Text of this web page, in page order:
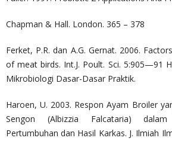
Chapman & Hall. London. 365 – 378
Ferket, P.R. dan A.G. Gernat. 2006.
of meat birds. Int.J. Poult. Sci. 5:905—91
Mikrobiologi Dasar-Dasar Praktik.
Haroen, U. 2003. Respon Ayam Broiler
Sengon (Albizzia Falcataria)
Pertumbuhan dan Hasil Karkas. J. Ilmiah